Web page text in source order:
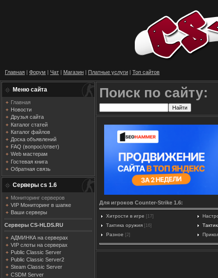
Главная | Форум | Чат | Магазин | Платные услуги | Топ сайтов
Меню сайта
Главная
Новости
Друзья сайта
Каталог статей
Каталог файлов
Доска объявлений
FAQ (вопрос/ответ)
Web мастерам
Гостевая книга
Обратная связь
Серверы cs 1.6
Мониторинг серверов
VIP Мониторинг в шапке
Ваши серверы
Серверы CS-HLDS.RU
АДМИНКА на серверах
VIP слоты на серверах
Public Classic Server
Public Classic Server2
Steam Classic Server
CSDM Server
Поиск по сайту:
Для игроков Counter-Strike 1.6:
Хитрости в игре [17]
Тактика оружия
[16]
Разное
[2]